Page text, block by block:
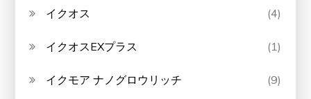
イクオス (4)
イクオスEXプラス (1)
イクモア ナノグロウリッチ (9)